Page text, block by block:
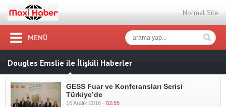
Normal Site
MENÜ
Dougles Emslie ile İlişkili Haberler
GESS Fuar ve Konferansları Serisi
Türkiye’de
16 Aralık 2016 - 02:55